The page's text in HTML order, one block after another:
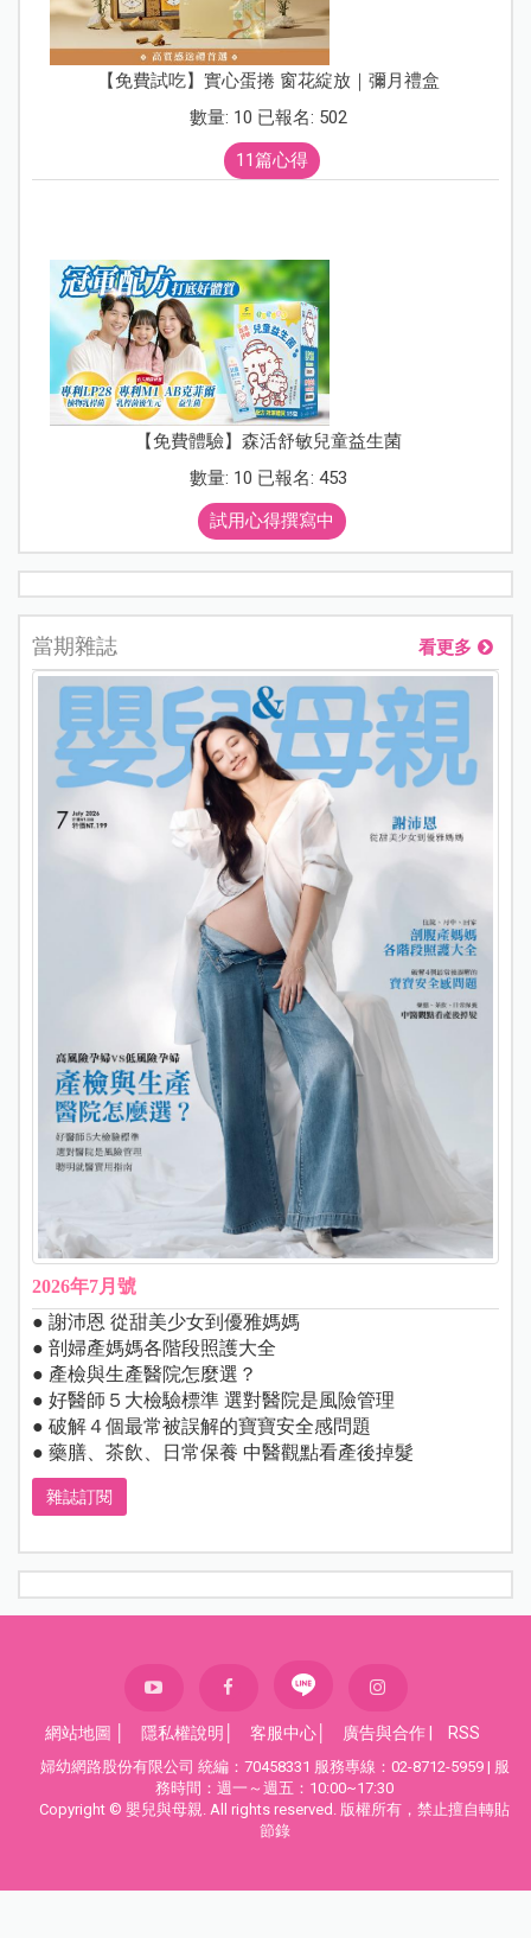
【免費試吃】實心蛋捲 窗花綻放｜彌月禮盒
數量: 10 已報名: 502
11篇心得
【免費體驗】森活舒敏兒童益生菌
數量: 10 已報名: 453
試用心得撰寫中
當期雜誌 看更多
2026年7月號
● 謝沛恩 從甜美少女到優雅媽媽
● 剖婦產媽媽各階段照護大全
● 產檢與生產醫院怎麼選？
● 好醫師５大檢驗標準 選對醫院是風險管理
● 破解４個最常被誤解的寶寶安全感問題
● 藥膳、茶飲、日常保養 中醫觀點看產後掉髮
雜誌訂閱
網站地圖 隱私權說明 客服中心 廣告與合作 RSS
婦幼網路股份有限公司 統編：70458331 服務專線：02-8712-5959 | 服
務時間：週一～週五：10:00~17:30
Copyright © 嬰兒與母親. All rights reserved. 版權所有，禁止擅自轉貼
節錄